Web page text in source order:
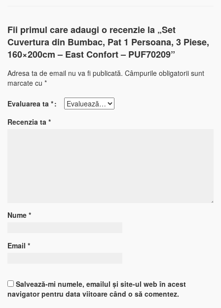
Fii primul care adaugi o recenzie la „Set
Cuvertura din Bumbac, Pat 1 Persoana, 3 Piese,
160×200cm – East Confort – PUF70209”
Adresa ta de email nu va fi publicată. Câmpurile obligatorii sunt
marcate cu *
Evaluarea ta *
Recenzia ta *
Nume *
Email *
Salvează-mi numele, emailul și site-ul web în acest
navigator pentru data viitoare când o să comentez.